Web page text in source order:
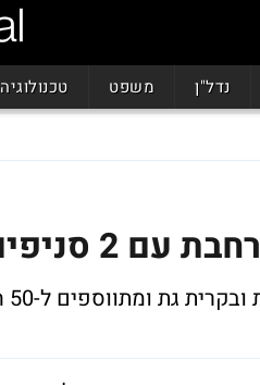
נדל"ן משפט טכנולוגיה
400 אלף דולר
ל-50 הסניפים הקיימים ברשת